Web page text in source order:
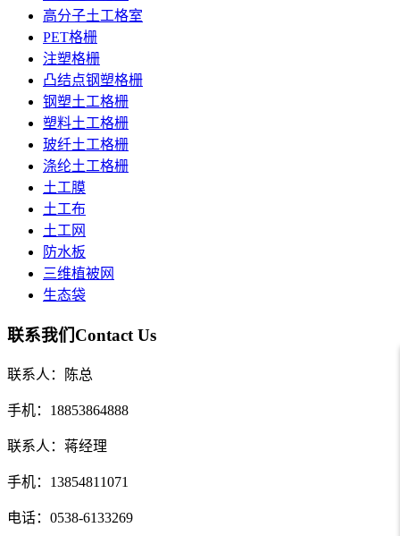
高分子土工格室
PET格栅
注塑格栅
凸结点钢塑格栅
钢塑土工格栅
塑料土工格栅
玻纤土工格栅
涤纶土工格栅
土工膜
土工布
土工网
防水板
三维植被网
生态袋
联系我们Contact Us
联系人：陈总
手机：18853864888
联系人：蒋经理
手机：13854811071
电话：0538-6133269